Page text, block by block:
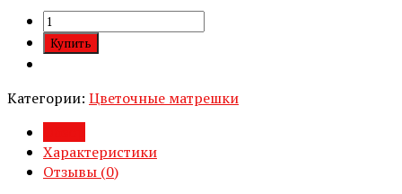
Категории: Цветочные матрешки
Характеристики
Отзывы (0)